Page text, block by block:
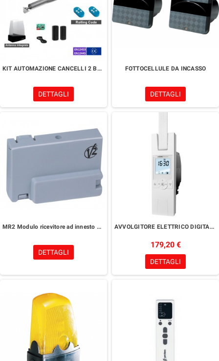
KIT AUTOMAZIONE CANCELLI 2 BATTENTI
DETTAGLI
FOTTOCELLULE DA INCASSO
DETTAGLI
MR2 Modulo ricevitore ad innesto per centrali di comando V2
DETTAGLI
AVVOLGITORE ELETTRICO DIGITALE PER TAPPARELLE
179,20 €
DETTAGLI